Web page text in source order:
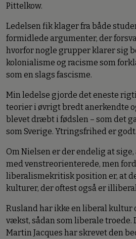
Pittelkow.
Ledelsen fik klager fra både
formidlede argumenter, der
hvorfor nogle grupper klarer sig
kolonialisme og racisme som
som en slags fascisme.
Min ledelse gjorde det eneste
teorier i øvrigt bredt anerkendte
blevet dræbt i fødslen – som det
som Sverige. Ytringsfrihed er godt.
Om Nielsen er der endelig at
med venstreorienterede, men
liberalismekritisk position er, at
kulturer, der oftest også er
Rusland har ikke en liberal kultur
vækst, sådan som liberale troede.
Martin Jacques har skrevet den